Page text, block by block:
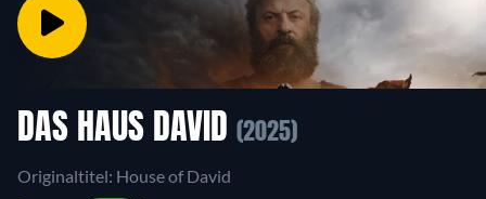
DAS HAUS DAVID (2025)
Originaltitel: House of David